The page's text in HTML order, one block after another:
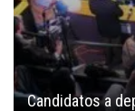
Candidatos a